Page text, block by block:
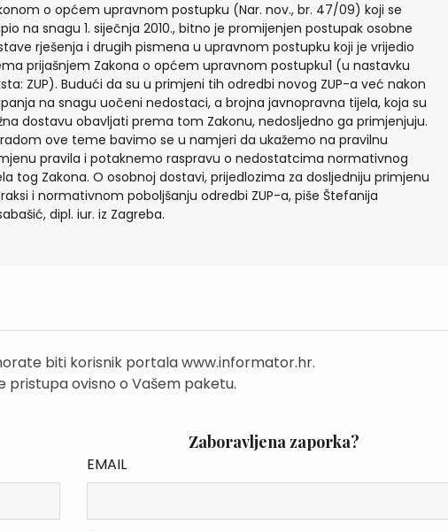
o općem upravnom postupku (Nar. nov., br. 47/09) koji se
na snagu 1. siječnja 2010., bitno je promijenjen postupak osobne
rješenja i drugih pismena u upravnom postupku koji je vrijedio
prijašnjem Zakona o općem upravnom postupku1 (u nastavku
ZUP). Budući da su u primjeni tih odredbi novog ZUP-a već nakon
na snagu uočeni nedostaci, a brojna javnopravna tijela, koja su
dostavu obavljati prema tom Zakonu, nedosljedno ga primjenjuju.
ove teme bavimo se u namjeri da ukažemo na pravilnu
pravila i potaknemo raspravu o nedostatcima normativnog
tog Zakona. O osobnoj dostavi, prijedlozima za dosljedniju primjenu
i normativnom poboljšanju odredbi ZUP-a, piše Štefanija
dipl. iur. iz Zagreba.
biti korisnik portala www.informator.hr.
pristupa ovisno o Vašem paketu.
Zaboravljena zaporka?
EMAIL